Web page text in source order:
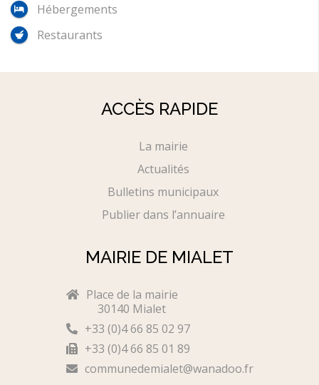
Hébergements
Restaurants
ACCÈS RAPIDE
La mairie
Actualités
Bulletins municipaux
Publier dans l’annuaire
MAIRIE DE MIALET
Place de la mairie
30140 Mialet
+33 (0)4 66 85 02 97
+33 (0)4 66 85 01 89
communedemialet@wanadoo.fr